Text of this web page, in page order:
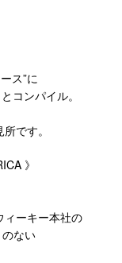
ス”に
コンパイル。
です。
》
ィーキー本社の
ない